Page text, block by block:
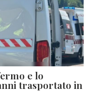
e lo
trasportato in